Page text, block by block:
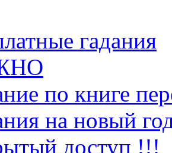
гадания
по книге
на новый
доступ !!!